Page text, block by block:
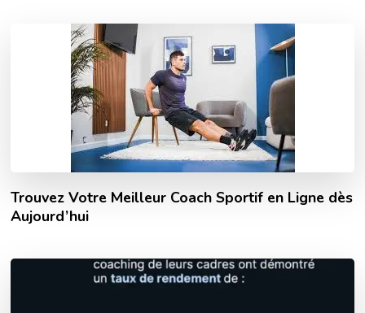
Trouvez Votre Meilleur Coach Sportif en Ligne dès
Aujourd’hui